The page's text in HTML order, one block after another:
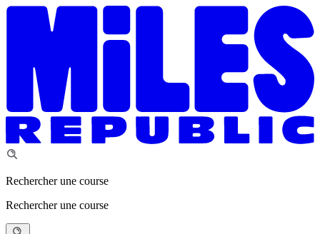
Rechercher une course
Rechercher une course